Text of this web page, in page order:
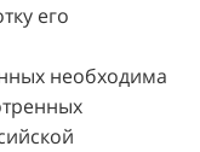
его
необходима